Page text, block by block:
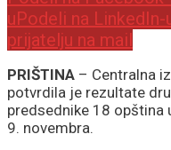
uPodeli na LinkedIn-
prijatelju na mail
PRIŠTINA – Centralna
potvrdila je rezultate
predsednike 18 opština
9. novembra.